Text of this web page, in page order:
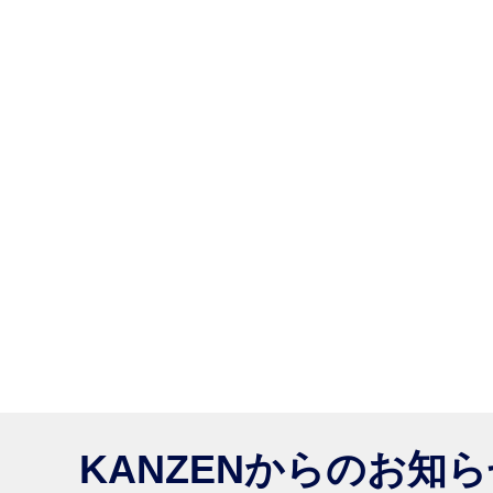
KANZENからのお知